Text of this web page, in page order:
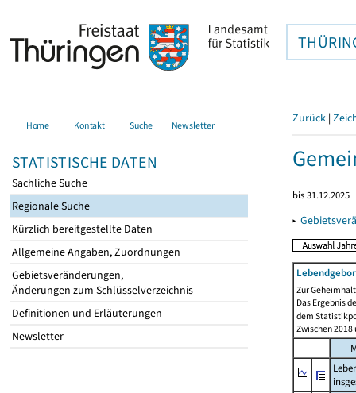
Home Kontakt Suche Newsletter
STATISTISCHE DATEN
Sachliche Suche
Regionale Suche
Kürzlich bereitgestellte Daten
Allgemeine Angaben, Zuordnungen
Gebietsveränderungen,
Änderungen zum Schlüsselverzeichnis
Definitionen und Erläuterungen
Newsletter
Zurück |
bis 31.12.2025
▸
Zur
Das Ergebnis
dem
Zwischen